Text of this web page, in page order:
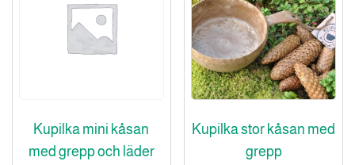
Kupilka mini kåsan
med grepp och läder
Kupilka stor kåsan med
grepp